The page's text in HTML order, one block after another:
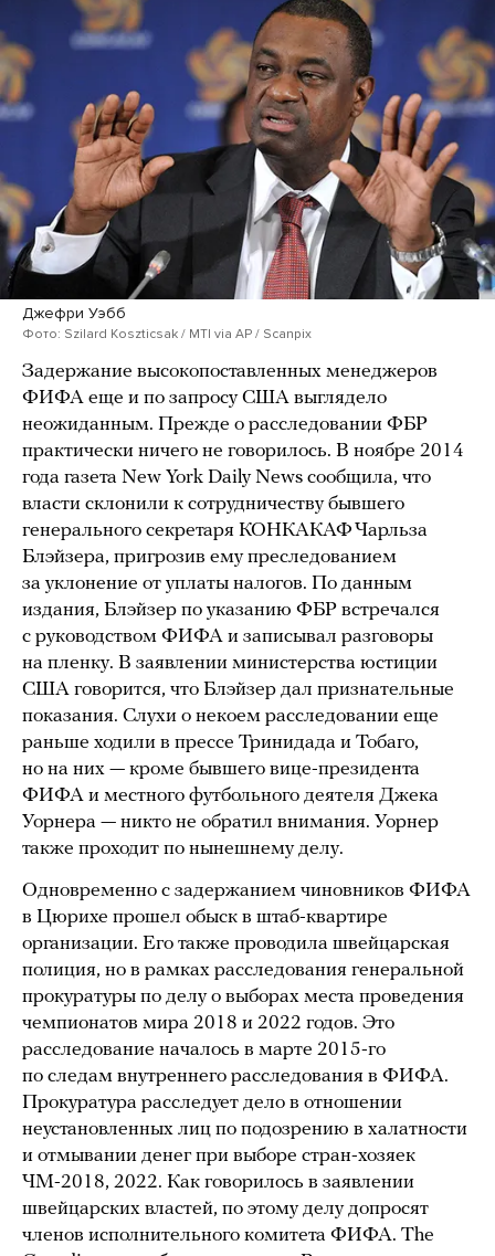
Джефри Уэбб
Фото: Szilard Koszticsak / MTI via AP / Scanpix
Задержание высокопоставленных менеджеров
ФИФА еще и по запросу США выглядело
неожиданным. Прежде о расследовании ФБР
практически ничего не говорилось. В ноябре 2014
года газета New York Daily News сообщила, что
власти склонили к сотрудничеству бывшего
генерального секретаря КОНКАКАФ Чарльза
Блэйзера, пригрозив ему преследованием
за уклонение от уплаты налогов. По данным
издания, Блэйзер по указанию ФБР встречался
с руководством ФИФА и записывал разговоры
на пленку. В заявлении министерства юстиции
США говорится, что Блэйзер дал признательные
показания. Слухи о некоем расследовании еще
раньше ходили в прессе Тринидада и Тобаго,
но на них — кроме бывшего вице-президента
ФИФА и местного футбольного деятеля Джека
Уорнера — никто не обратил внимания. Уорнер
также проходит по нынешнему делу.
Одновременно с задержанием чиновников ФИФА
в Цюрихе прошел обыск в штаб-квартире
организации. Его также проводила швейцарская
полиция, но в рамках расследования генеральной
прокуратуры по делу о выборах места проведения
чемпионатов мира 2018 и 2022 годов. Это
расследование началось в марте 2015-го
по следам внутреннего расследования в ФИФА.
Прокуратура расследует дело в отношении
неустановленных лиц по подозрению в халатности
и отмывании денег при выборе стран-хозяек
ЧМ-2018, 2022. Как говорилось в заявлении
швейцарских властей, по этому делу допросят
членов исполнительного комитета ФИФА. The